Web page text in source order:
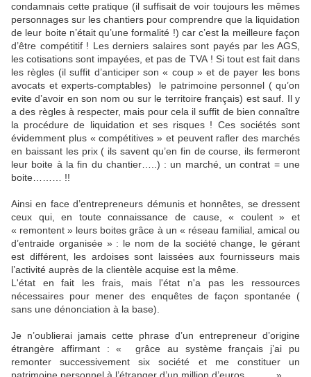
condamnais cette pratique (il suffisait de voir toujours les mêmes
personnages sur les chantiers pour comprendre que la liquidation
de leur boite n’était qu’une formalité !) car c’est la meilleure façon
d’être compétitif ! Les derniers salaires sont payés par les AGS,
les cotisations sont impayées, et pas de TVA ! Si tout est fait dans
les règles (il suffit d’anticiper son « coup » et de payer les bons
avocats et experts-comptables)
le patrimoine personnel ( qu’on
evite d’avoir en son nom ou sur le territoire français) est sauf. Il y
a des règles à respecter, mais pour cela il suffit de bien connaître
la procédure de liquidation et ses risques ! Ces sociétés sont
évidemment plus « compétitives » et peuvent rafler des marchés
en baissant les prix ( ils savent qu’en fin de course, ils fermeront
leur boite à la fin du chantier…..) : un marché, un contrat = une
boite……… !!
Ainsi en face d’entrepreneurs démunis et honnêtes, se dressent
ceux qui, en toute connaissance de cause, « coulent » et
« remontent » leurs boites grâce à un « réseau familial, amical ou
d’entraide organisée » : le nom de la société change, le gérant
est différent, les ardoises sont laissées aux fournisseurs mais
l’activité auprès de la clientèle acquise est la même.
L'état en fait les frais, mais l'état n'a pas les ressources
nécessaires pour mener des enquêtes de façon spontanée (
sans une dénonciation à la base).
Je n’oublierai jamais cette phrase d’un entrepreneur d’origine
étrangère affirmant : « grâce au système français j’ai pu
remonter successivement six société et me constituer un